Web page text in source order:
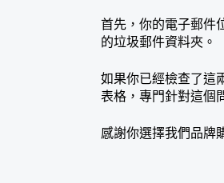
首先，你的電子郵件
的垃圾郵件資料夾。
如果你已經檢查了這
表格，專門針對這個
感謝你選擇我們品牌